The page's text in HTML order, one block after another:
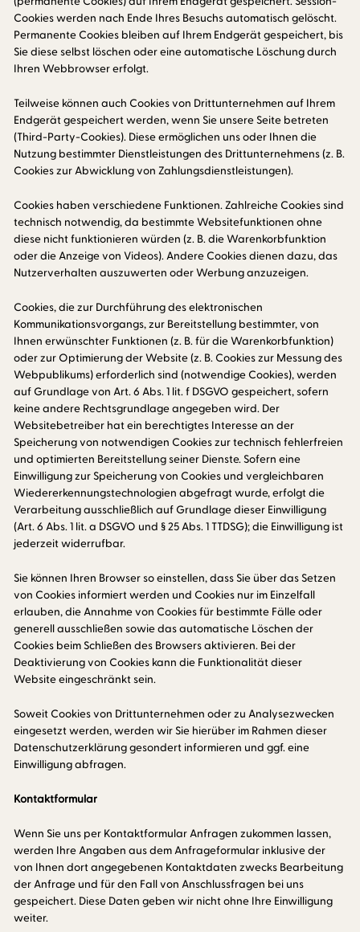
Cookies werden nach Ende Ihres Besuchs automatisch gelöscht.
Permanente Cookies bleiben auf Ihrem Endgerät gespeichert, bis
Sie diese selbst löschen oder eine automatische Löschung durch
Ihren Webbrowser erfolgt.
Teilweise können auch Cookies von Drittunternehmen auf Ihrem
Endgerät gespeichert werden, wenn Sie unsere Seite betreten
(Third-Party-Cookies). Diese ermöglichen uns oder Ihnen die
Nutzung bestimmter Dienstleistungen des Drittunternehmens (z. B.
Cookies zur Abwicklung von Zahlungsdienstleistungen).
Cookies haben verschiedene Funktionen. Zahlreiche Cookies sind
technisch notwendig, da bestimmte Websitefunktionen ohne
diese nicht funktionieren würden (z. B. die Warenkorbfunktion
oder die Anzeige von Videos). Andere Cookies dienen dazu, das
Nutzerverhalten auszuwerten oder Werbung anzuzeigen.
Cookies, die zur Durchführung des elektronischen
Kommunikationsvorgangs, zur Bereitstellung bestimmter, von
Ihnen erwünschter Funktionen (z. B. für die Warenkorbfunktion)
oder zur Optimierung der Website (z. B. Cookies zur Messung des
Webpublikums) erforderlich sind (notwendige Cookies), werden
auf Grundlage von Art. 6 Abs. 1 lit. f DSGVO gespeichert, sofern
keine andere Rechtsgrundlage angegeben wird. Der
Websitebetreiber hat ein berechtigtes Interesse an der
Speicherung von notwendigen Cookies zur technisch fehlerfreien
und optimierten Bereitstellung seiner Dienste. Sofern eine
Einwilligung zur Speicherung von Cookies und vergleichbaren
Wiedererkennungstechnologien abgefragt wurde, erfolgt die
Verarbeitung ausschließlich auf Grundlage dieser Einwilligung
(Art. 6 Abs. 1 lit. a DSGVO und § 25 Abs. 1 TTDSG); die Einwilligung ist
jederzeit widerrufbar.
Sie können Ihren Browser so einstellen, dass Sie über das Setzen
von Cookies informiert werden und Cookies nur im Einzelfall
erlauben, die Annahme von Cookies für bestimmte Fälle oder
generell ausschließen sowie das automatische Löschen der
Cookies beim Schließen des Browsers aktivieren. Bei der
Deaktivierung von Cookies kann die Funktionalität dieser
Website eingeschränkt sein.
Soweit Cookies von Drittunternehmen oder zu Analysezwecken
eingesetzt werden, werden wir Sie hierüber im Rahmen dieser
Datenschutzerklärung gesondert informieren und ggf. eine
Einwilligung abfragen.
Kontaktformular
Wenn Sie uns per Kontaktformular Anfragen zukommen lassen,
werden Ihre Angaben aus dem Anfrageformular inklusive der
von Ihnen dort angegebenen Kontaktdaten zwecks Bearbeitung
der Anfrage und für den Fall von Anschlussfragen bei uns
gespeichert. Diese Daten geben wir nicht ohne Ihre Einwilligung
weiter.